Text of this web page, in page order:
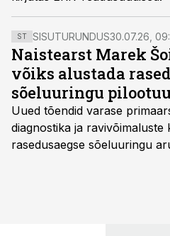
ST SISUTURUNDUS30.07.26,
Naistearst Marek
võiks alustada
sõeluuringu
Uued tõendid varase
diagnostika ja
rasedusaegse sõeluuringu